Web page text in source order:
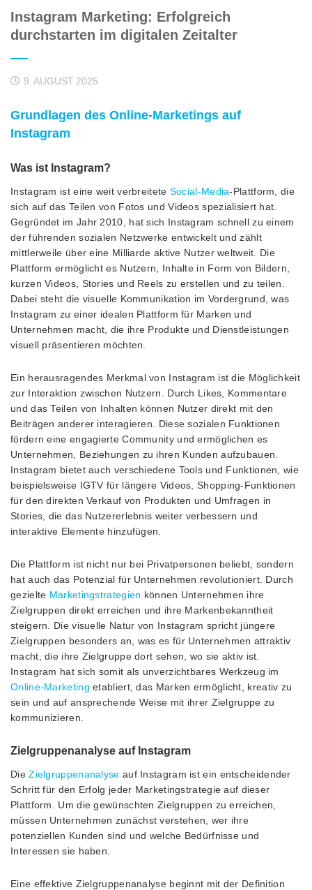
Instagram Marketing: Erfolgreich
durchstarten im digitalen Zeitalter
9. AUGUST 2025
Grundlagen des Online-Marketings auf
Instagram
Was ist Instagram?
Instagram ist eine weit verbreitete Social-Media-Plattform, die
sich auf das Teilen von Fotos und Videos spezialisiert hat.
Gegründet im Jahr 2010, hat sich Instagram schnell zu einem
der führenden sozialen Netzwerke entwickelt und zählt
mittlerweile über eine Milliarde aktive Nutzer weltweit. Die
Plattform ermöglicht es Nutzern, Inhalte in Form von Bildern,
kurzen Videos, Stories und Reels zu erstellen und zu teilen.
Dabei steht die visuelle Kommunikation im Vordergrund, was
Instagram zu einer idealen Plattform für Marken und
Unternehmen macht, die ihre Produkte und Dienstleistungen
visuell präsentieren möchten.
Ein herausragendes Merkmal von Instagram ist die Möglichkeit
zur Interaktion zwischen Nutzern. Durch Likes, Kommentare
und das Teilen von Inhalten können Nutzer direkt mit den
Beiträgen anderer interagieren. Diese sozialen Funktionen
fördern eine engagierte Community und ermöglichen es
Unternehmen, Beziehungen zu ihren Kunden aufzubauen.
Instagram bietet auch verschiedene Tools und Funktionen, wie
beispielsweise IGTV für längere Videos, Shopping-Funktionen
für den direkten Verkauf von Produkten und Umfragen in
Stories, die das Nutzererlebnis weiter verbessern und
interaktive Elemente hinzufügen.
Die Plattform ist nicht nur bei Privatpersonen beliebt, sondern
hat auch das Potenzial für Unternehmen revolutioniert. Durch
gezielte Marketingstrategien können Unternehmen ihre
Zielgruppen direkt erreichen und ihre Markenbekanntheit
steigern. Die visuelle Natur von Instagram spricht jüngere
Zielgruppen besonders an, was es für Unternehmen attraktiv
macht, die ihre Zielgruppe dort sehen, wo sie aktiv ist.
Instagram hat sich somit als unverzichtbares Werkzeug im
Online-Marketing etabliert, das Marken ermöglicht, kreativ zu
sein und auf ansprechende Weise mit ihrer Zielgruppe zu
kommunizieren.
Zielgruppenanalyse auf Instagram
DieZielgruppenanalyse auf Instagram ist ein entscheidender
Schritt für den Erfolg jeder Marketingstrategie auf dieser
Plattform. Um die gewünschten Zielgruppen zu erreichen,
müssen Unternehmen zunächst verstehen, wer ihre
potenziellen Kunden sind und welche Bedürfnisse und
Interessen sie haben.
Eine effektive Zielgruppenanalyse beginnt mit der Definition